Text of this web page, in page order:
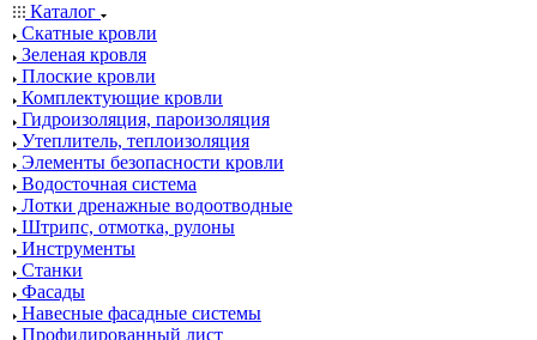
Каталог
Скатные кровли
Зеленая кровля
Плоские кровли
Комплектующие кровли
Гидроизоляция, пароизоляция
Утеплитель, теплоизоляция
Элементы безопасности кровли
Водосточная система
Лотки дренажные водоотводные
Штрипс, отмотка, рулоны
Инструменты
Станки
Фасады
Навесные фасадные системы
Профилированный лист